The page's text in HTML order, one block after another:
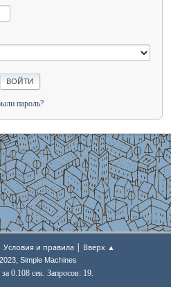
пароль?
Условия и правила | Вверх ▲
, Simple Machines
0.108 сек. Запросов: 19.